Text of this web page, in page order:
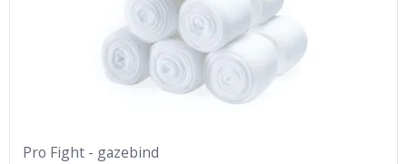
Pro Fight - gazebind